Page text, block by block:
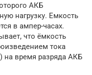
АКБ
нагрузку. Емкость
в ампер-часах.
что ёмкость
тока
на время разряда АКБ